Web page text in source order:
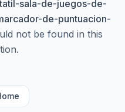
sala-de-juegos-de-
de-puntuacion-
not be found in this